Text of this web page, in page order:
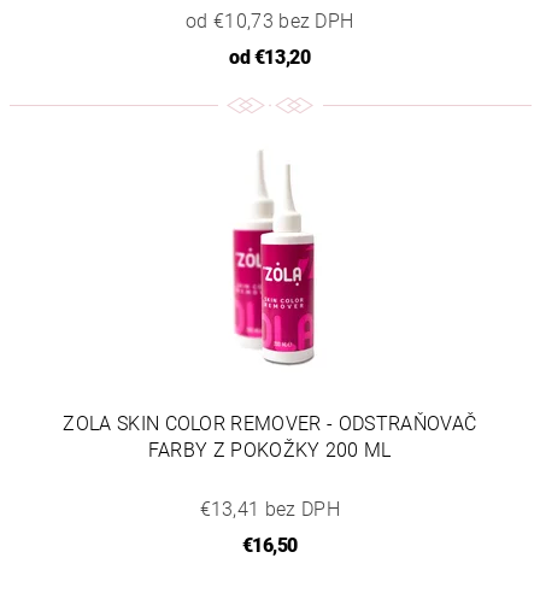
od €10,73 bez DPH
od €13,20
ZOLA SKIN COLOR REMOVER - ODSTRAŇOVAČ
FARBY Z POKOŽKY 200 ML
€13,41 bez DPH
€16,50